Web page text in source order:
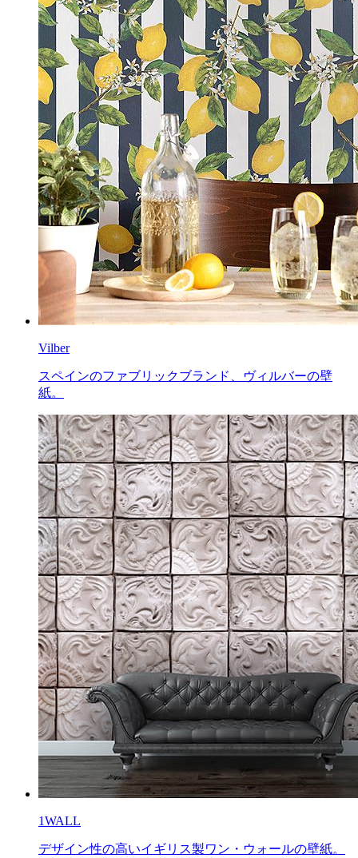
Vilber
スペインのファブリックブランド、ヴィルバーの壁
紙。
1WALL
デザイン性の高いイギリス製ワン・ウォールの壁紙。